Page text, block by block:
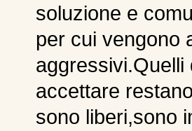
soluzione e
per cui vengono
aggressivi.Quelli
accettare
sono liberi,sono